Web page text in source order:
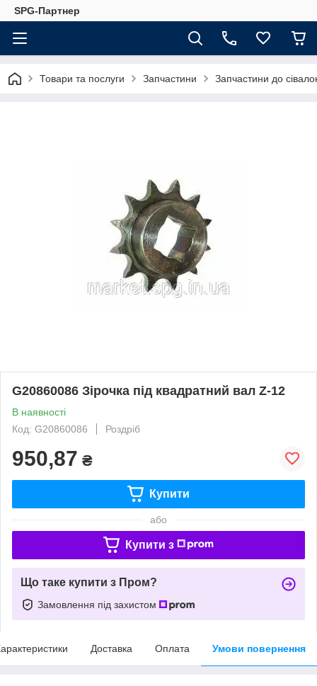
SPG-Партнер
Товари та послуги Запчастини Запчастини до
G20860086 Зірочка під квадратний вал Z-12
В наявності
Код: G20860086
Роздріб
950,87 ₴
Купити
або
Купити з
Що таке купити з Пром?
Замовлення під захистом
Доставка Оплата Умови повернення